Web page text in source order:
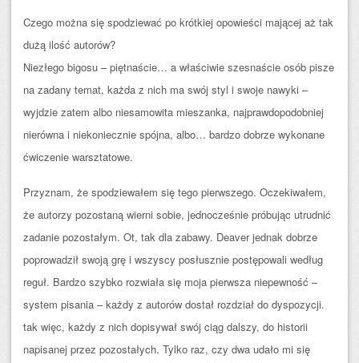
Czego można się spodziewać po krótkiej opowieści mającej aż tak
dużą ilość autorów?
Niezłego bigosu – piętnaście… a właściwie szesnaście osób pisze
na zadany temat, każda z nich ma swój styl i swoje nawyki –
wyjdzie zatem albo niesamowita mieszanka, najprawdopodobniej
nierówna i niekoniecznie spójna, albo… bardzo dobrze wykonane
ćwiczenie warsztatowe.
Przyznam, że spodziewałem się tego pierwszego. Oczekiwałem,
że autorzy pozostaną wierni sobie, jednocześnie próbując utrudnić
zadanie pozostałym. Ot, tak dla zabawy. Deaver jednak dobrze
poprowadził swoją grę i wszyscy posłusznie postępowali według
reguł. Bardzo szybko rozwiała się moja pierwsza niepewność –
system pisania – każdy z autorów dostał rozdział do dyspozycji.
tak więc, każdy z nich dopisywał swój ciąg dalszy, do historii
napisanej przez pozostałych. Tylko raz, czy dwa udało mi się